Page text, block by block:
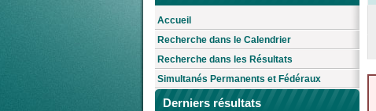
Accueil
Recherche dans le Calendrier
Recherche dans les Résultats
Simultanés Permanents et Fédéraux
Derniers résultats